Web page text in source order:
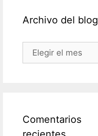
Archivo del blog
Archivo
Comentarios